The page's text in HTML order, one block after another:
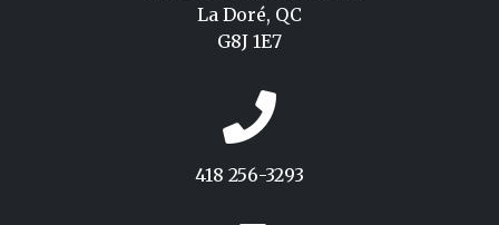
La Doré, QC
G8J 1E7
418 256-3293